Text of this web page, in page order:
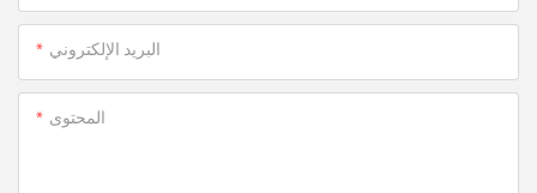
البريد الإلكتروني
المحتوى